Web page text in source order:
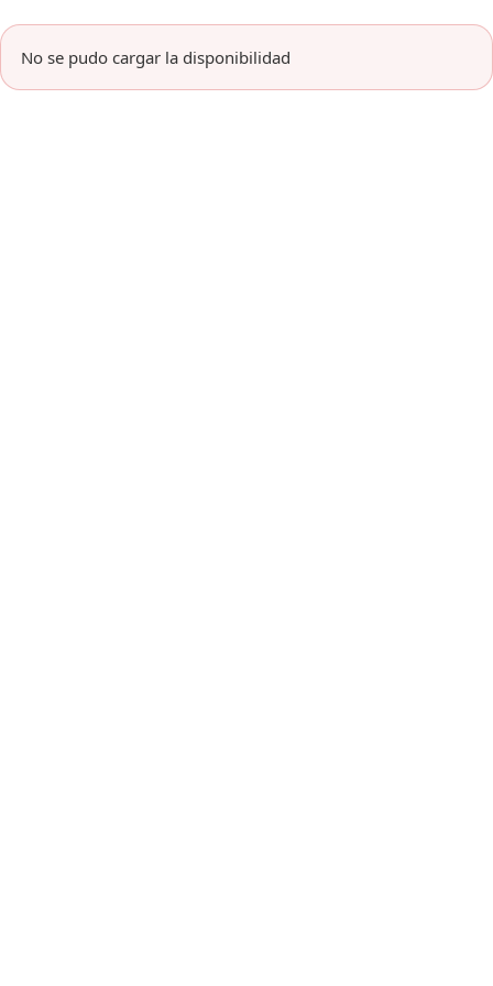
No se pudo cargar la disponibilidad